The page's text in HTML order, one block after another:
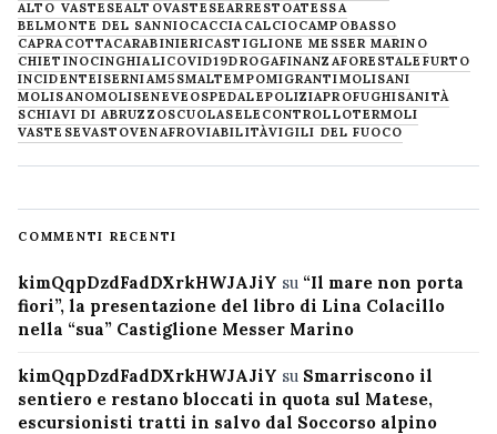
ALTO VASTESEALTOVASTESEARRESTOATESSA
BELMONTE DEL SANNIOCACCIACALCIOCAMPOBASSO
CAPRACOTTACARABINIERICASTIGLIONE MESSER MARINO
CHIETINOCINGHIALICOVID19DROGAFINANZAFORESTALE FURTO
INCIDENTEISERNIAM5SMALTEMPOMIGRANTIMOLISANI
MOLISANOMOLISENEVE OSPEDALEPOLIZIAPROFUGHISANITÀ
SCHIAVI DI ABRUZZOSCUOLASELECONTROLLOTERMOLI
VASTESEVASTOVENAFROVIABILITÀVIGILI DEL FUOCO
COMMENTI RECENTI
kimQqpDzdFadDXrkHWJAJiY su “Il mare non porta
fiori”, la presentazione del libro di Lina Colacillo
nella “sua” Castiglione Messer Marino
kimQqpDzdFadDXrkHWJAJiY su Smarriscono il
sentiero e restano bloccati in quota sul Matese,
escursionisti tratti in salvo dal Soccorso alpino